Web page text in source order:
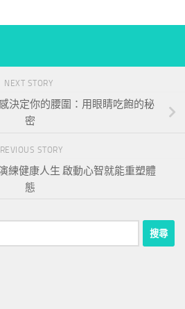
NEXT STORY
決定你的腰圍：用眼睛吃飽的秘
密
STORY
練健康人生 啟動心智就能重塑體
態